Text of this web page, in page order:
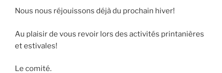
Nous nous réjouissons déjà du prochain hiver!
Au plaisir de vous revoir lors des activités printanières
et estivales!
Le comité.